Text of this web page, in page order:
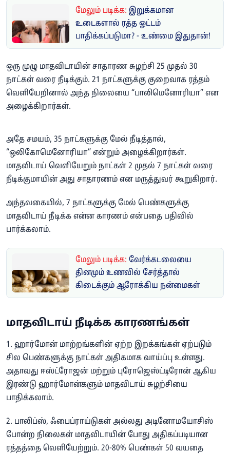
மேலும் படிக்க: இறுக்கமான
உடைகளால் ரத்த ஓட்டம்
பாதிக்கப்படுமா? - உண்மை இதுதான்!
ஒரு முழு மாதவிடாயின் சாதாரண சுழற்சி 25 முதல் 30
நாட்கள் வரை நீடிக்கும். 21 நாட்களுக்கு குறைவாக ரத்தம்
வெளியேறினால் அந்த நிலையை “பாலிமெனோரியா” என
அழைக்கிறார்கள்.
அதே சமயம், 35 நாட்களுக்கு மேல் நீடித்தால்,
“ஒலிகோமெனோரியா” என்றும் அழைக்கிறார்கள்.
மாதவிடாய் வெளியேறும் நாட்கள் 2 முதல் 7 நாட்கள் வரை
நீடிக்குமாயின் அது சாதாரணம் என மருத்துவர் கூறுகிறார்.
அந்தவகையில், 7 நாட்களுக்கு மேல் பெண்களுக்கு
மாதவிடாய் நீடிக்க என்ன காரணம் என்பதை பதிவில்
பார்க்கலாம்.
மேலும் படிக்க: வேர்க்கடலையை
தினமும் உணவில் சேர்த்தால்
கிடைக்கும் ஆரோக்கிய நன்மைகள்
மாதவிடாய் நீடிக்க காரணங்கள்
1. ஹார்மோன் மாற்றங்களின் ஏற்ற இறக்கங்கள் ஏற்படும்
சில பெண்களுக்கு நாட்கள் அதிகமாக வாய்ப்பு உள்ளது.
அதாவது ஈஸ்ட்ரோஜன் மற்றும் புரோஜெஸ்ட்டிரோன் ஆகிய
இரண்டு ஹார்மோன்களும் மாதவிடாய் சுழற்சியை
பாதிக்கலாம்.
2. பாலிப்ஸ், ஃபைப்ராய்டுகள் அல்லது அடினோமயோசிஸ்
போன்ற நிலைகள் மாதவிடாயின் போது அதிகப்படியான
ரத்தத்தை வெளியேற்றும். 20-80% பெண்கள் 50 வயதை